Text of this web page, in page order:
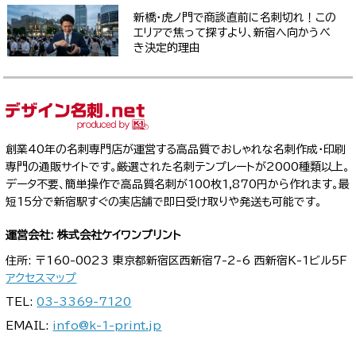
新橋・虎ノ門で商談直前に名刺切れ！この
エリアで焦って探すより、新宿へ向かうべ
き決定的理由
創業40年の名刺専門店が運営する高品質でおしゃれな名刺作成・印刷
専門の通販サイトです。厳選された名刺テンプレートが2000種類以上。
データ不要、簡単操作で高品質名刺が100枚1,870円から作れます。最
短15分で新宿駅すぐの実店舗で即日受け取りや発送も可能です。
運営会社: 株式会社ケイワンプリント
住所: 〒160-0023 東京都新宿区西新宿7-2-6 西新宿K-1ビル5F
アクセスマップ
TEL:03-3369-7120
EMAIL: info@k-1-print.jp